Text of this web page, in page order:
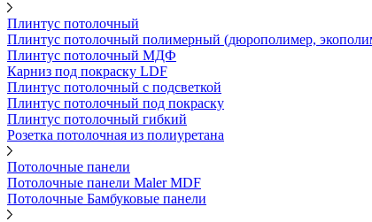
Плинтус потолочный
Плинтус потолочный полимерный (дюрополимер,
Плинтус потолочный МДФ
Карниз под покраску LDF
Плинтус потолочный с подсветкой
Плинтус потолочный под покраску
Плинтус потолочный гибкий
Розетка потолочная из полиуретана
Потолочные панели
Потолочные панели Maler MDF
Потолочные Бамбуковые панели